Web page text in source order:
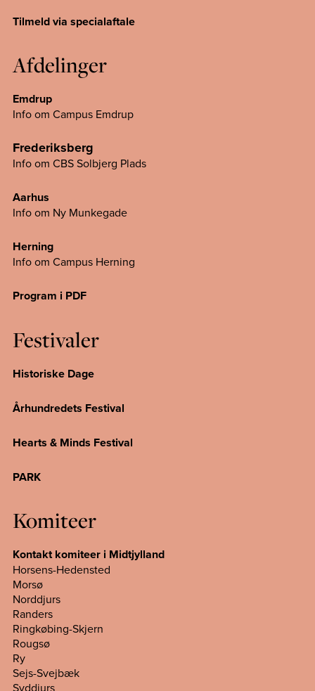
Tilmeld via specialaftale
Afdelinger
Emdrup
Info om Campus Emdrup
Frederiksberg
Info om CBS Solbjerg Plads
Aarhus
Info om Ny Munkegade
Herning
Info om Campus Herning
Program i PDF
Festivaler
Historiske Dage
Århundredets Festival
Hearts & Minds Festival
PARK
Komiteer
Kontakt komiteer i Midtjylland
Horsens-Hedensted
Morsø
Norddjurs
Randers
Ringkøbing-Skjern
Rougsø
Ry
Sejs-Svejbæk
Syddjurs